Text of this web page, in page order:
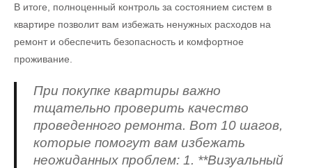
В итоге, полноценный контроль за состоянием систем в
квартире позволит вам избежать ненужных расходов на
ремонт и обеспечить безопасность и комфортное
проживание.
При покупке квартиры важно
тщательно проверить качество
проведенного ремонта. Вот 10 шагов,
которые помогут вам избежать
неожиданных проблем: 1. **Визуальный